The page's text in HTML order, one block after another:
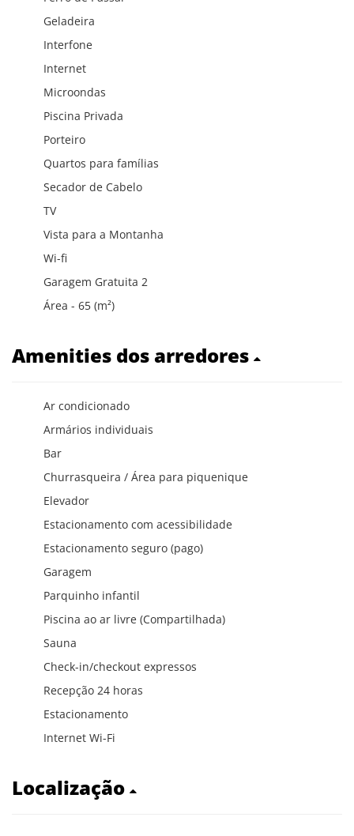
Geladeira
Interfone
Internet
Microondas
Piscina Privada
Porteiro
Quartos para famílias
Secador de Cabelo
TV
Vista para a Montanha
Wi-fi
Garagem Gratuita 2
Área - 65 (m²)
Amenities dos arredores
Ar condicionado
Armários individuais
Bar
Churrasqueira / Área para piquenique
Elevador
Estacionamento com acessibilidade
Estacionamento seguro (pago)
Garagem
Parquinho infantil
Piscina ao ar livre (Compartilhada)
Sauna
Check-in/checkout expressos
Recepção 24 horas
Estacionamento
Internet Wi-Fi
Localização